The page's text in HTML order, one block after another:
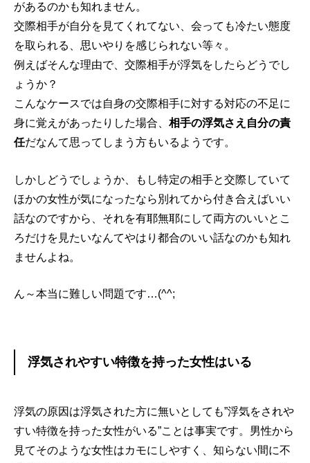
があるのかも知れません。
交際相手が自分を見てくれてない、会っても冷たい態度
を取られる、思いやりを感じられない等々。
例えばそんな理由で、交際相手が浮気をしたらどうでし
ょうか？
こんなケースでは自身の交際相手に対する対応の不足に
身に覚えがあったりした場合、 相手の浮気さえ自分の責
任だなんて思ってしまう方もいるようです。
しかしどうでしょうか、もし特定の相手と交際していて
ほかの女性が気になったなら別れてから付き合えばいい
話なのですから、それを有耶無耶にして両方のいいとこ
ろだけを見たいなんてやはり都合のいい話なのかも知れ
ませんよね。
ん～本当に難しい問題です…(^^;
浮気されやすい特徴を持った女性はいる
浮気の原因は浮気された方に無いとしても”浮気をされや
すい特徴を持った女性がいる”ことは事実です。男性から
見てそのような女性はカモにしやすく、知らない間に不